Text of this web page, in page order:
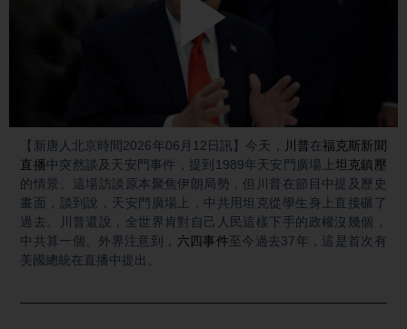
【新唐人北京時間2026年06月12日訊】今天， 川普在福克斯新聞
直播中突然談及天安門事件，提到1989年天安門廣場上 坦克鎮壓
的情景。這場訪談原本聚焦伊朗局勢，但川普在節目中提及歷史
畫面，談到說，天安門廣場上，中共用坦克從學生身上直接碾了
過去。川普還說，全世界肯對自己人民這樣下手的政權沒幾個，
中共算一個。外界注意到， 六四事件至今過去37年，這是首次有
美國總統在直播中提出。